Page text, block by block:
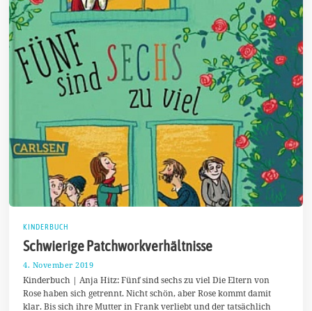
KINDERBUCH
Schwierige Patchworkverhältnisse
4. November 2019
.
N
o
Kinderbuch | Anja Hitz: Fünf sind sechs zu viel Die Eltern von
Rose haben sich getrennt. Nicht schön, aber Rose kommt damit
klar. Bis sich ihre Mutter in Frank verliebt und der tatsächlich